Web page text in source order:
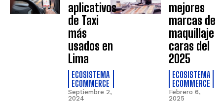
aplicativos
de Taxi
más
usados en
Lima
ECOSISTEMA
ECOMMERCE
Septiembre 2,
2024
mejores
marcas de
maquillaje
caras del
2025
ECOSISTEMA
ECOMMERCE
Febrero 6,
2025